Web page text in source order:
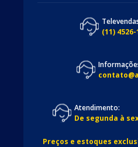
(11) 4526-
Atendimento:
De segunda à
Preços e estoques